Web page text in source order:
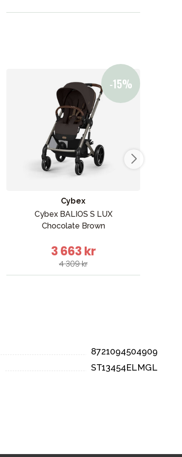
Cybex
Cybex BALIOS S LUX
Chocolate Brown
3 663 kr
4 309 kr
8721094504909
ST13454ELMGL